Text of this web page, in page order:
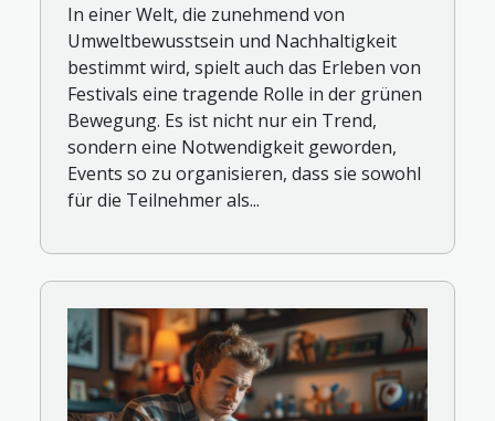
In einer Welt, die zunehmend von
Umweltbewusstsein und Nachhaltigkeit
bestimmt wird, spielt auch das Erleben von
Festivals eine tragende Rolle in der grünen
Bewegung. Es ist nicht nur ein Trend,
sondern eine Notwendigkeit geworden,
Events so zu organisieren, dass sie sowohl
für die Teilnehmer als...